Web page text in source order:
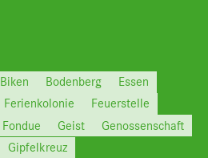
Biken Bodenberg
Essen
Ferienkolonie
Feuerstelle
Fondue Geist
Genossenschaft
Gipfelkreuz